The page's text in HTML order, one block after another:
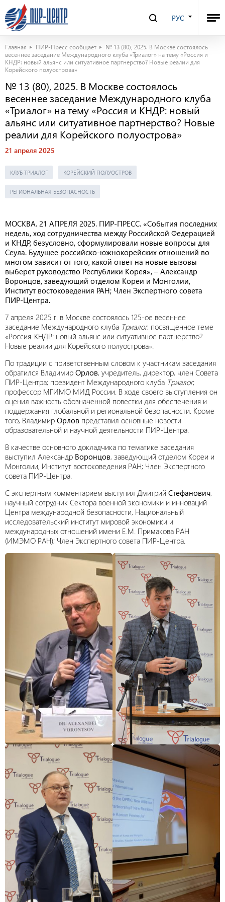
РУС
Главная ПИР-Пресс сообщает
№ 13 (80), 2025. В Москве состоялось
весеннее заседание Международного клуба «Триалог» на тему «Россия и
КНДР: новый альянс или ситуативное партнерство? Новые реалии для
Корейского полуострова»
№ 13 (80), 2025. В Москве состоялось
весеннее заседание Международного клуба
«Триалог» на тему «Россия и КНДР: новый
альянс или ситуативное партнерство? Новые
реалии для Корейского полуострова»
21 апреля 2025
КЛУБ ТРИАЛОГ КОРЕЙСКИЙ ПОЛУОСТРОВ
РЕГИОНАЛЬНАЯ БЕЗОПАСНОСТЬ
МОСКВА. 21 АПРЕЛЯ 2025. ПИР-ПРЕСС. «События последних
недель, ход сотрудничества между Российской Федерацией
и КНДР, безусловно, сформулировали новые вопросы для
Сеула. Будущее российско-южнокорейских отношений во
многом зависит от того, какой ответ на новые вызовы
выберет руководство Республики Корея», – Александр
Воронцов, заведующий отделом Кореи и Монголии,
Институт востоковедения РАН; Член Экспертного совета
ПИР-Центра.
7 апреля 2025 г. в Москве состоялось 125-ое весеннее
заседание Международного клуба Триалог, посвященное теме
«Россия-КНДР: новый альянс или ситуативное партнерство?
Новые реалии для Корейского полуострова».
По традиции с приветственным словом к участникам заседания
обратился Владимир Орлов, учредитель, директор, член Совета
ПИР-Центра; президент Международного клуба Триалог;
профессор МГИМО МИД России. В ходе своего выступления он
оценил важность обозначенной повестки для обеспечения и
поддержания глобальной и региональной безопасности. Кроме
того, Владимир Орлов представил основные новости
образовательной и научной деятельности ПИР-Центра.
В качестве основного докладчика по тематике заседания
выступил Александр Воронцов, заведующий отделом Кореи и
Монголии, Институт востоковедения РАН; Член Экспертного
совета ПИР-Центра.
С экспертным комментарием выступил Дмитрий Стефанович,
научный сотрудник Сектора военной экономики и инноваций
Центра международной безопасности, Национальный
исследовательский институт мировой экономики и
международных отношений имени Е.М. Примакова РАН
(ИМЭМО РАН); Член Экспертного совета ПИР-Центра.